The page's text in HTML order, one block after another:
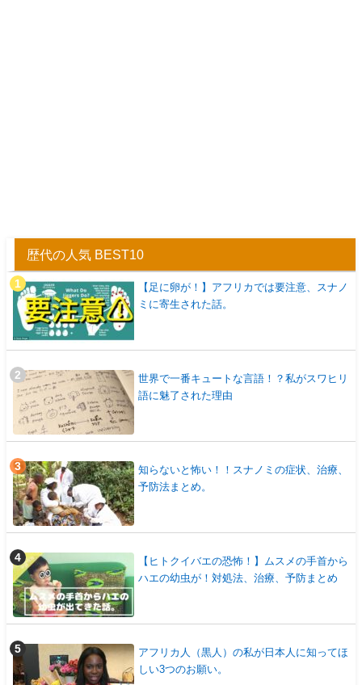
歴代の人気 BEST10
【足に卵が！】アフリカでは要注意、スナノ
ミに寄生された話。
世界で一番キュートな言語！？私がスワヒリ
語に魅了された理由
知らないと怖い！！スナノミの症状、治療、
予防法まとめ。
【ヒトクイバエの恐怖！】ムスメの手首から
ハエの幼虫が！対処法、治療、予防まとめ
アフリカ人（黒人）の私が日本人に知ってほ
しい3つのお願い。